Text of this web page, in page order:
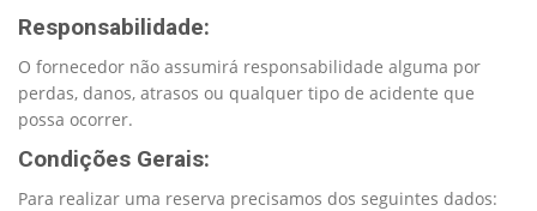
Responsabilidade:
O fornecedor não assumirá responsabilidade alguma por
perdas, danos, atrasos ou qualquer tipo de acidente que
possa ocorrer.
Condições Gerais:
Para realizar uma reserva precisamos dos seguintes dados: